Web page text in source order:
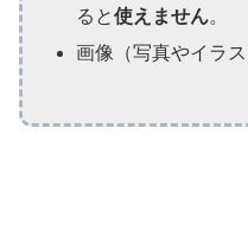
ると使えません。
画像（写真やイラ